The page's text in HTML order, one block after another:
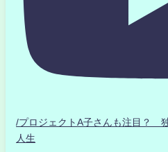
/プロジェクトA子さんも注目？
人生